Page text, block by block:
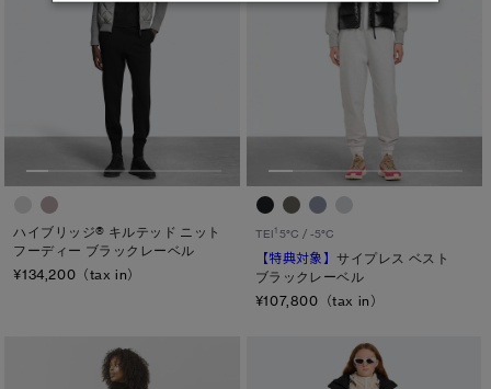
ハイブリッジ® キルテッド ニット
フーディー ブラックレーベル
¥134,200（tax in）
TEI15°C / -5°C
【特典対象】サイプレス ベスト
ブラックレーベル
¥107,800（tax in）